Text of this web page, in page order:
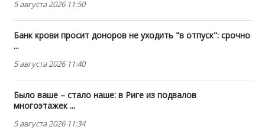
5 августа 2026 11:50
Банк крови просит доноров не уходить "в отпуск": срочно
...
5 августа 2026 11:40
Было ваше – стало наше: в Риге из подвалов
многоэтажек ...
5 августа 2026 11:34